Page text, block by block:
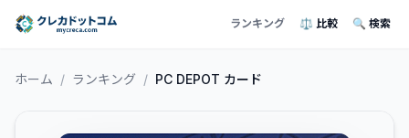
ランキング ⚖️ 比較 🔍 検索
ホーム / ランキング / PC DEPOT カード